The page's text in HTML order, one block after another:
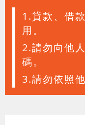
1.貸款、借
用。
2.請勿向他
碼。
3.請勿依照